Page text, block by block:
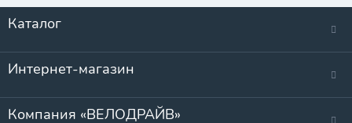
Каталог
Интернет-магазин
Компания «ВЕЛОДРАЙВ»